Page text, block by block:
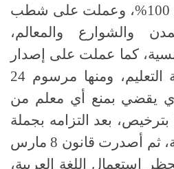
جديدة مفرنسة بنسبة 100%، وعملت على شطب
والشوارع والمعالم،
كما عملت على إصدار
عدة مراسيم لفرنسة التعليم، ومنها مرسوم 24
والذي يقضي بمنع أي معلم من
بعد التزامه بجملة
من الشروط التعجيزية، ثم أصدرت قانون 8 مارس
استعمال اللغة العربية،